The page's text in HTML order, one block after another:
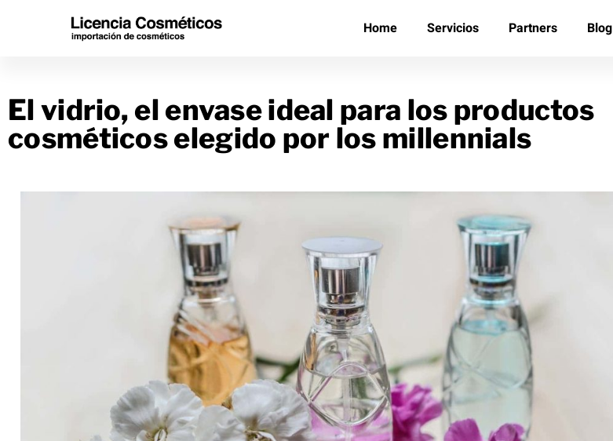
Home Servicios Partners Blog
El vidrio, el envase ideal para los productos
cosméticos elegido por los millennials